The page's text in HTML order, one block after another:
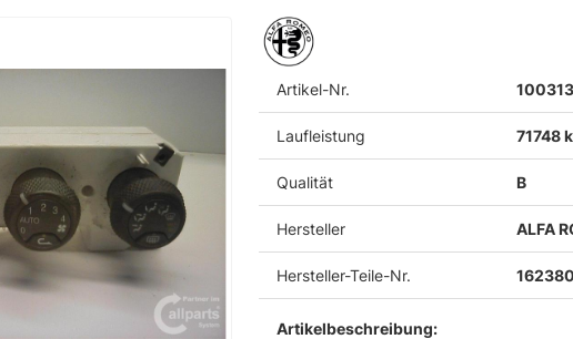
Artikel-Nr.
Laufleistung 71748
Qualität B
Hersteller ALFA
Hersteller-Teile-Nr.
Artikelbeschreibung: